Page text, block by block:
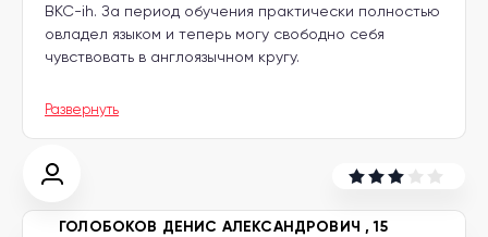
ВКС-ih. За период обучения практически полностью
овладел языком и теперь могу свободно себя
чувствовать в англоязычном кругу.
Развернуть
ГОЛОБОКОВ ДЕНИС АЛЕКСАНДРОВИЧ ,15